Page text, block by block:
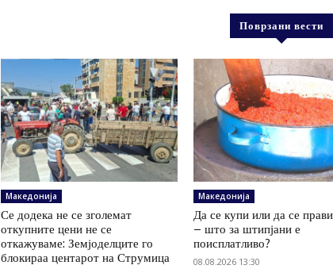
Поврзани вести
Македонија
Се додека не се зголемат
откупните цени не се
откажуваме: Земјоделците го
блокираа центарот на Струмица
Македонија
Да се купи или да се прави
– што за штипјани е
поисплатливо?
08.08.2026 13:30